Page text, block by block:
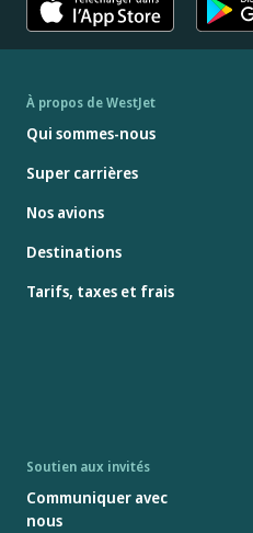
À propos de WestJet
Qui sommes-nous
Super carrières
Nos avions
Destinations
Tarifs, taxes et frais
Soutien aux invités
Communiquer avec
nous